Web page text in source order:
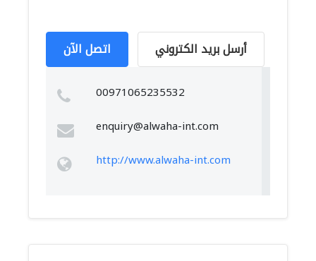
اتصل الآن أرسل بريد الكتروني
00971065235532
enquiry@alwaha-int.com
http://www.alwaha-int.com